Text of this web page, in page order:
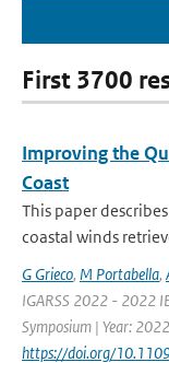
First 3700
Improving the
Coast
This paper
coastal winds
G Grieco, M Portabella,
IGARSS 2022 - 2022
Symposium | Year:
https://doi.org/